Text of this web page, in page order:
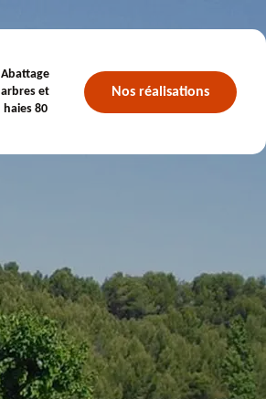
Abattage
arbres et
haies 80
Nos réalisations